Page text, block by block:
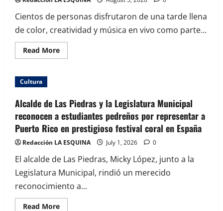
Cientos de personas disfrutaron de una tarde llena
de color, creatividad y música en vivo como parte...
Read MoreRead
more
Feria
Artesanal
Guayamesa
Cultura
Alcalde de Las Piedras y la Legislatura Municipal
reconocen a estudiantes pedreños por representar a
Puerto Rico en prestigioso festival coral en España
Redacción LA ESQUINA July 1, 2026 0
El alcalde de Las Piedras, Micky López, junto a la
Legislatura Municipal, rindió un merecido
reconocimiento a...
Read MoreRead